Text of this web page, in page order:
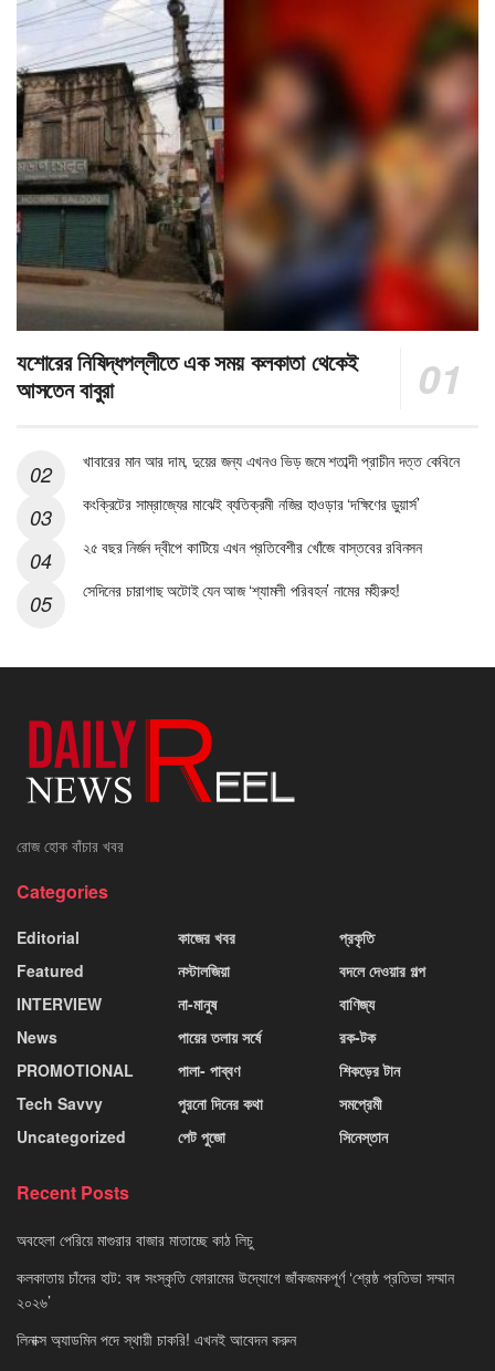
যশোরের নিষিদ্ধপল্লীতে এক সময় কলকাতা থেকেই
আসতেন বাবুরা
খাবারের মান আর দাম, দুয়ের জন্য এখনও ভিড় জমে শতাব্দী প্রাচীন দত্ত কেবিনে
কংক্রিটের সাম্রাজ্যের মাঝেই ব্যতিক্রমী নজির হাওড়ার ‘দক্ষিণের ডুয়ার্স’
২৫ বছর নির্জন দ্বীপে কাটিয়ে এখন প্রতিবেশীর খোঁজে বাস্তবের রবিনসন
সেদিনের চারাগাছ অটোই যেন আজ ‘শ্যামলী পরিবহন’ নামের মহীরুহ!
রোজ হোক বাঁচার খবর
Categories
Editorial
Featured
INTERVIEW
News
PROMOTIONAL
Tech Savvy
Uncategorized
কাজের খবর
নস্টালজিয়া
না-মানুষ
পায়ের তলায় সর্ষে
পালা- পাব্বণ
পুরনো দিনের কথা
পেট পুজো
প্রকৃতি
বদলে দেওয়ার গল্প
বাণিজ্য
রক-টক
শিকড়ের টান
সমপ্রেমী
সিনেস্তান
Recent Posts
অবহেলা পেরিয়ে মাগুরার বাজার মাতাচ্ছে কাঠ লিচু
কলকাতায় চাঁদের হাট: বঙ্গ সংস্কৃতি ফোরামের উদ্যোগে জাঁকজমকপূর্ণ ‘শ্রেষ্ঠ প্রতিভা সম্মান
২০২৬’
লিনাক্স অ্যাডমিন পদে স্থায়ী চাকরি! এখনই আবেদন করুন